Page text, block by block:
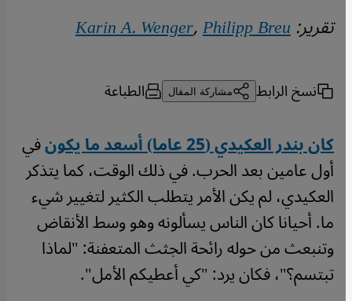
تقرير: Karin A. Wenger,Philipp Breu
نسخ الرابط مشاركة المقال الطباعة
كان بندر العكيدي (25 عاما) أسعد ما يكون في
أول عامين بعد الحرب. في ذلك الوقت، كما يتذكر
العكيدي، لم يكن الأمر يتطلب الكثير لتغيير شيء
ما. أحيانا كان الناس يسألونه وهو وسط الأنقاض
وتنبعث من حوله رائحة الجثث المتعفنة: "لماذا
تبتسم؟"، فكان يرد: "كي أعطيكم الأمل".